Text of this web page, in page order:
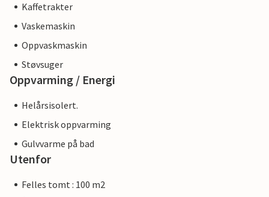
Kaffetrakter
Vaskemaskin
Oppvaskmaskin
Støvsuger
Oppvarming / Energi
Helårsisolert.
Elektrisk oppvarming
Gulvvarme på bad
Utenfor
Felles tomt : 100 m2